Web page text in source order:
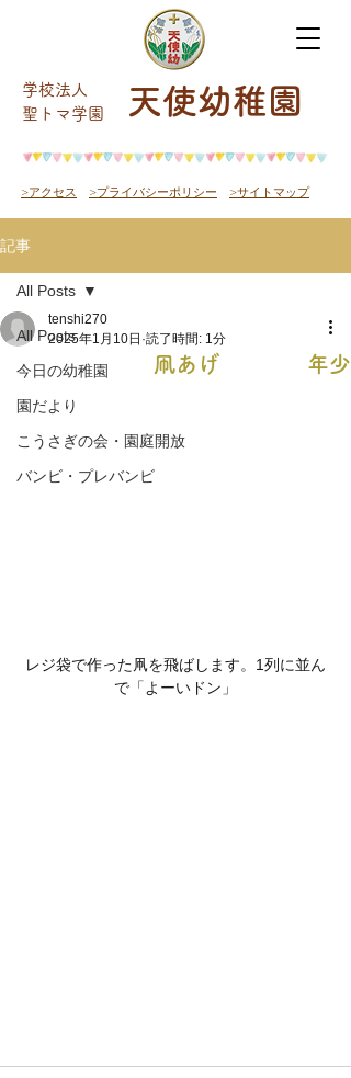
天使幼稚園
学校法人
​聖トマ学園
>アクセス >プライバシーポリシー >サイトマップ
記事
All Posts
今日の幼稚園
園だより
こうさぎの会・園庭開放
バンビ・プレバンビ
All Posts
凧あげ 年少
tenshi270
2025年1月10日 読了時間: 1分
レジ袋で作った凧を飛ばします。1列に並ん
で「よーいドン」